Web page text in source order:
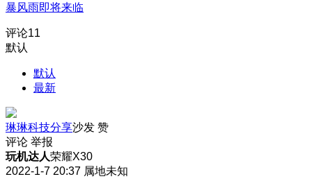
暴风雨即将来临
评论11
默认
默认
最新
琳琳科技分享沙发 赞
评论 举报
玩机达人荣耀X30
2022-1-7 20:37 属地未知